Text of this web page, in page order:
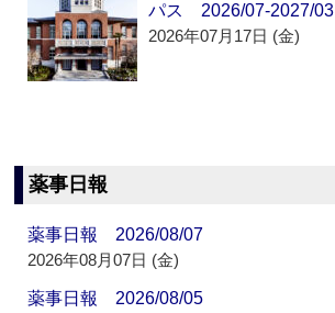
パス 2026/07-2027/03
2026年07月17日 (金)
薬事日報
薬事日報 2026/08/07
2026年08月07日 (金)
薬事日報 2026/08/05